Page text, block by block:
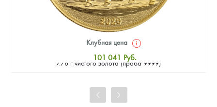
7.78 г чистого золота (проба 9999)
Клубная цена
101 041 Руб.
Стандартная цена
Цена выкупа